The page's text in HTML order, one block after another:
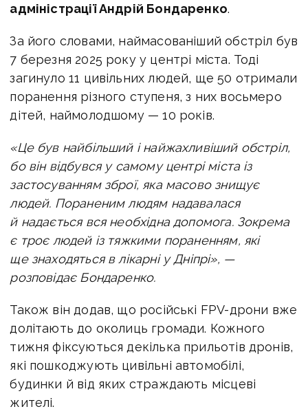
адміністрації Андрій Бондаренко.
За його словами, наймасованіший обстріл був
7 березня 2025 року у центрі міста. Тоді
загинуло 11 цивільних людей, ще 50 отримали
поранення різного ступеня, з них восьмеро
дітей, наймолодшому — 10 років.
«Це був найбільший і найжахливіший обстріл,
бо він відбувся у самому центрі міста із
застосуванням зброї, яка масово знищує
людей. Пораненим людям надавалася
й надається вся необхідна допомога. Зокрема
є троє людей із тяжкими пораненням, які
ще знаходяться в лікарні у Дніпрі», —
розповідає Бондаренко.
Також він додав, що російські FPV-дрони вже
долітають до околиць громади. Кожного
тижня фіксуються декілька прильотів дронів,
які пошкоджують цивільні автомобілі,
будинки й від яких страждають місцеві
жителі.